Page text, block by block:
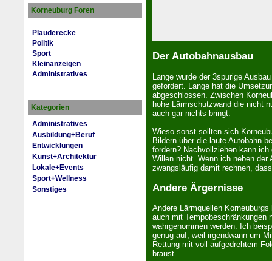
Korneuburg Foren
Plauderecke
Politik
Sport
Kleinanzeigen
Administratives
Kategorien
Administratives
Ausbildung+Beruf
Entwicklungen
Kunst+Architektur
Lokale+Events
Sport+Wellness
Sonstiges
Der Autobahnausbau
Lange wur­de der 3spurige
gefordert. Lange hat die
ab­ge­schloss­en. Zwischen
hohe Lärmschutzwand die nicht
auch gar nichts bringt.
Wieso sonst sollten sich
Bildern über die laute Au­to­bahn
fordern? Nachvollziehen kann
Willen nicht. Wenn ich ne­ben der
zwangsläufig damit rechnen,
Andere Ärgernisse
Andere Lärmquellen
auch mit Tempobeschränkungen
wahrgenommen wer­den. Ich
genug auf, weil irgendwann um
Rettung mit voll aufgedrehtem
braust.